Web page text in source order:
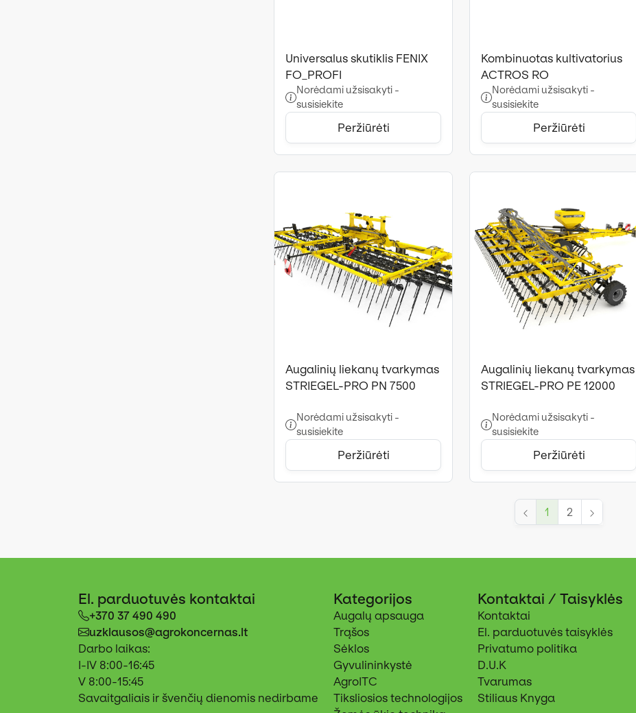
Universalus skutiklis FENIX
FO_PROFI
Norėdami užsisakyti -
susisiekite
Peržiūrėti
Kombinuotas kultivatorius
ACTROS RO
Norėdami užsisakyti -
susisiekite
Peržiūrėti
Augalinių liekanų tvarkymas
STRIEGEL-PRO PN 7500
Norėdami užsisakyti -
susisiekite
Peržiūrėti
Augalinių liekanų tvarkymas
STRIEGEL-PRO PE 12000
Norėdami užsisakyti -
susisiekite
Peržiūrėti
1 2
El. parduotuvės kontaktai
+370 37 490 490
uzklausos@agrokoncernas.lt
Darbo laikas:
I-IV 8:00-16:45
V 8:00-15:45
Savaitgaliais ir švenčių dienomis nedirbame
Kategorijos
Augalų apsauga
Trąšos
Sėklos
Gyvulininkystė
AgroITC
Tiksliosios technologijos
Kontaktai / Taisyklės
Kontaktai
El. parduotuvės taisyklės
Privatumo politika
D.U.K
Tvarumas
Stiliaus Knyga